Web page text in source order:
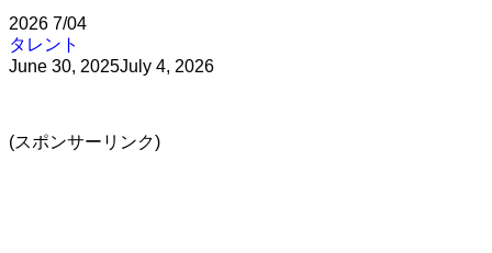
2026 7/04
タレント
June 30, 2025July 4, 2026
(スポンサーリンク)